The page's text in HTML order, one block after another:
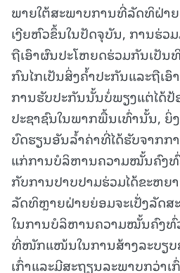
ພາຍໃຕ້ສະພາບການທີ່ລັດທິຝ່າ
ເງີຍຫົວຂຶ້ນໃນປັດຈຸບັນ, ການຮ່
ຖືເອົາຜົນປະໂຫຍດຮ່ວມກັນເປັນ
ກົນໄກເປັນສິ່ງຄ້ຳປະກັນແລະຖືເ
ການຮັບປະກັນນັ້ນບໍ່ພຽງແຕ່ໄດ້
ປະຊາຊົນໃນພາກພື້ນເທົ່ານັ້ນ, ຍິ່
ບົດຮຽນອັນລ້ຳຄ່າທີ່ໄດ້ຮັບຈາກກ
ແກ່ການບໍລິຫານຄວາມໝັ້ນຄົງທົ່
ກັບການປາບປາມຮ່ວມໄດ້ຂະຫຍ
ລັດທິຫຼາຍຝ່າຍຍ່ອມຈະເປັ່ງລັດສ
ໃນການບໍລິຫານຄວາມໝັ້ນຄົງທົ່
ທີ່ໜັກແໜ້ນໃນການສ້າງລະບຽ
ເກົ່າແລະມີສະຖຽນລະພາບກວ່າເ